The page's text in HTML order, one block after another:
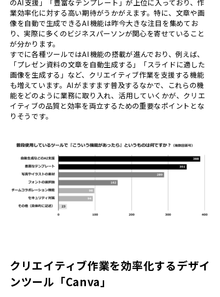
業効率化に対する高い期待がうかがえます。特に、文章や画
像を自動で生成できるAI機能は昨今大きな注目を集めてお
り、実際に多くのビジネスパーソンが関心を寄せていること
が分かります。
すでに各種ツールではAI機能の搭載が進んでおり、例えば、
「プレゼン資料の文章を自動生成する」「スライドに適した
画像を生成する」など、クリエイティブ作業を支援する機能
も増えています。AIがますます普及するなかで、これらの機
能をどのように業務に取り入れ、活用していくかが、クリエ
イティブの品質と効率を両立するための重要なポイントとな
りそうです。
クリエイティブ作業を効率化するデザイ
ンツール「Canva」